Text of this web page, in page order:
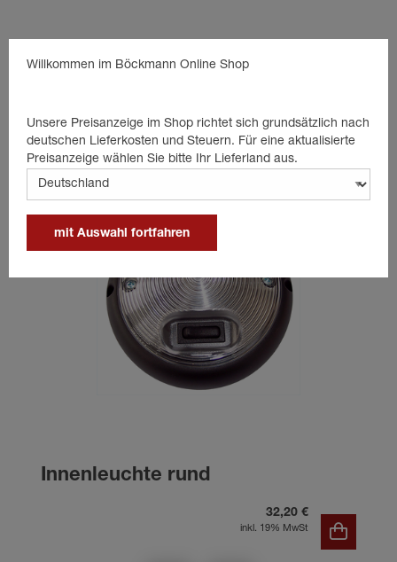
Passende Produkte
Innenleuchte rund
32,20 €
inkl. 19% MwSt
Willkommen im Böckmann Online Shop
Unsere Preisanzeige im Shop richtet sich grundsätzlich nach
deutschen Lieferkosten und Steuern. Für eine aktualisierte
Preisanzeige wählen Sie bitte Ihr Lieferland aus.
mit Auswahl fortfahren